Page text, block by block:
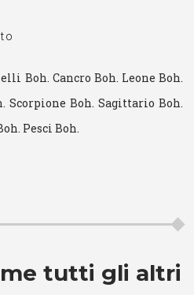
Boh. Cancro Boh. Leone Boh.
Scorpione Boh. Sagittario Boh.
Pesci Boh.
tutti gli altri